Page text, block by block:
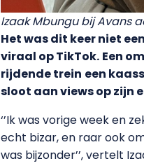
Izaak Mbungu bij Avans
Het was dit keer niet
viraal op TikTok. Een
rijdende trein een
sloot aan views op zijn
‘’Ik was vorige week en
echt bizar, en raar ook
was bijzonder’’, vertelt